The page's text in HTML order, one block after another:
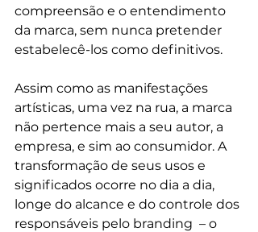
compreensão e o entendimento
da marca, sem nunca pretender
estabelecê-los como definitivos.
Assim como as manifestações
artísticas, uma vez na rua, a marca
não pertence mais a seu autor, a
empresa, e sim ao consumidor. A
transformação de seus usos e
significados ocorre no dia a dia,
longe do alcance e do controle dos
responsáveis pelo branding  – o